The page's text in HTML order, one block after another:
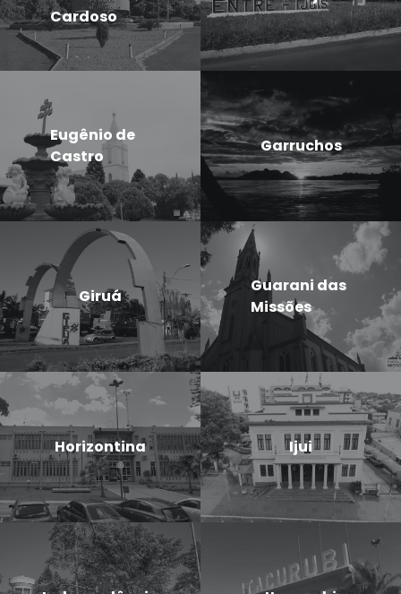
Cardoso
Eugênio de
Castro
Garruchos
Giruá
Guarani das
Missões
Horizontina Ijui